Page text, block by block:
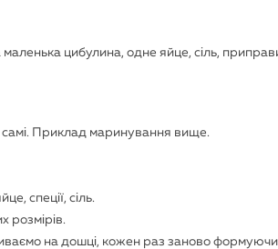
цибулина, одне яйце, сіль,
Приклад маринування вище.
спеції, сіль.
розмірів.
на дошці, кожен раз заново